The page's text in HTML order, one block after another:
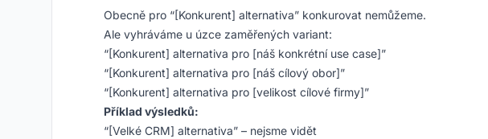
Obecně pro “[Konkurent] alternativa” konkurovat nemůžeme.
Ale vyhráváme u úzce zaměřených variant:
“[Konkurent] alternativa pro [náš konkrétní use case]”
“[Konkurent] alternativa pro [náš cílový obor]”
“[Konkurent] alternativa pro [velikost cílové firmy]”
Příklad výsledků:
“[Velké CRM] alternativa” – nejsme vidět